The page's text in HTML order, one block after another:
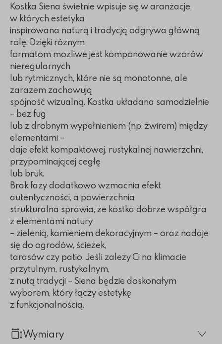
Kostka Siena świetnie wpisuje się w aranżacje,
w których estetyka
inspirowana naturą i tradycją odgrywa główną
rolę. Dzięki różnym
formatom możliwe jest komponowanie wzorów
nieregularnych
lub rytmicznych, które nie są monotonne, ale
zarazem zachowują
spójność wizualną. Kostka układana samodzielnie
– bez fug
lub z drobnym wypełnieniem (np. żwirem) między
elementami –
daje efekt kompaktowej, rustykalnej nawierzchni,
przypominającej cegłę
lub bruk.
Brak fazy dodatkowo wzmacnia efekt
autentyczności, a powierzchnia
strukturalna sprawia, że kostka dobrze współgra
z elementami natury
– zielenią, kamieniem dekoracyjnym – oraz nadaje
się do ogrodów, ścieżek,
tarasów czy patio. Jeśli zależy Ci na klimacie
przytulnym, rustykalnym,
z nutą tradycji – Siena będzie doskonałym
wyborem, który łączy estetykę
z funkcjonalnością.
Wymiary